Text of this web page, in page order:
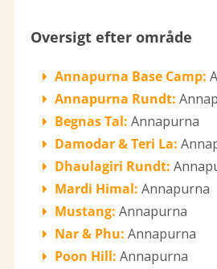
Oversigt efter område
Annapurna Base Camp:
Annapurna Rundt:
Begnas Tal: Annapurna
Damodar & Teri La:
Dhaulagiri Rundt:
Mardi Himal: Annapurna
Mustang: Annapurna
Nar & Phu: Annapurna
Poon Hill: Annapurna